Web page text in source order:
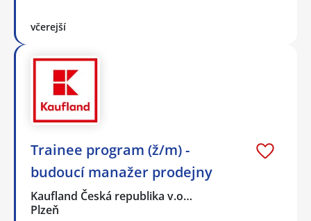
včerejší
Trainee program (ž/m) -
budoucí manažer prodejny
Kaufland Česká republika v.o…
Plzeň